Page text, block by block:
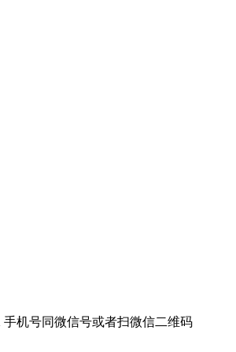
手机号同微信号或者扫微信二维码